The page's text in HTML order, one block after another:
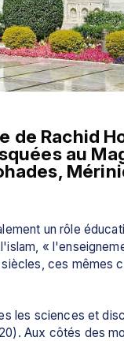
de Rachid
au
un rôle
«
ces mêmes
les sciences et
Aux côtés des